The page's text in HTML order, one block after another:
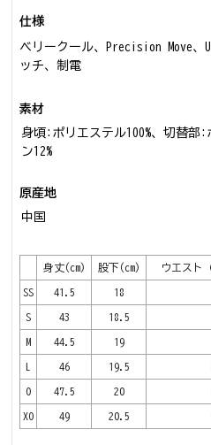
仕様
ベリークール、Precision Move、
ッチ、制電
素材
身頃:ポリエステル100%、切替部:
ン12%
原産地
中国
身丈(cm) 股下(cm) ウエスト
SS 41.5 18
S 43 18.5
M 44.5 19
46 19.5
O 47.5 20
XO 49 20.5